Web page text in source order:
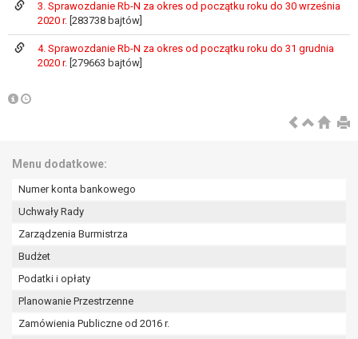
3. Sprawozdanie Rb-N za okres od początku roku do 30 września
2020 r. [283738 bajtów]
4. Sprawozdanie Rb-N za okres od początku roku do 31 grudnia
2020 r. [279663 bajtów]
Menu dodatkowe:
Numer konta bankowego
Uchwały Rady
Zarządzenia Burmistrza
Budżet
Podatki i opłaty
Planowanie Przestrzenne
Zamówienia Publiczne od 2016 r.
wykonania zadania realizowanego w
interesie publicznym lub w ramach
sprawowania władzy publicznej
powierzonej administratorowi bądź
realizowanych przez administratora
Z przyczyn związanych z Pani/Pana
szczególną sytuacją. W razie wniesienia
że wykaże on istnienie ważnych prawnie
podstaw do ustalenia, dochodzenia lub
obrony roszczeń.